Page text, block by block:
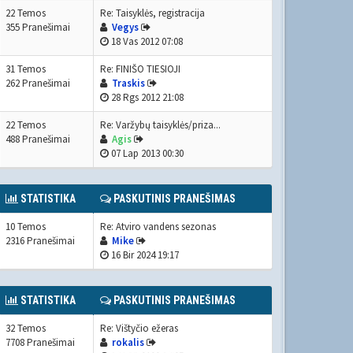
22 Temos
355 Pranešimai
Re: Taisyklės, registracija
Vegys
18 Vas 2012 07:08
31 Temos
262 Pranešimai
Re: FINIŠO TIESIOJI
Traskis
28 Rgs 2012 21:08
22 Temos
488 Pranešimai
Re: Varžybų taisyklės/priza...
Agis
07 Lap 2013 00:30
STATISTIKA PASKUTINIS PRANEŠIMAS
10 Temos
2316 Pranešimai
Re: Atviro vandens sezonas
Mike
16 Bir 2024 19:17
STATISTIKA PASKUTINIS PRANEŠIMAS
32 Temos
7708 Pranešimai
Re: Vištyčio ežeras
rokalis